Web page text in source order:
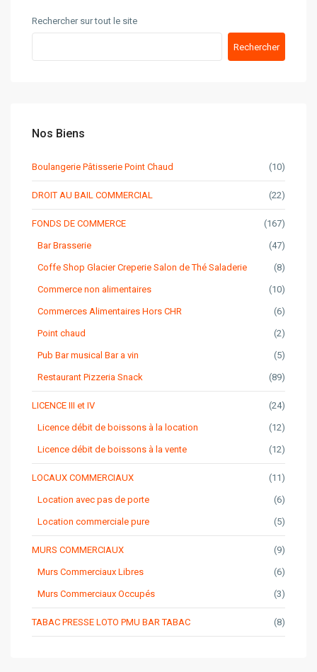
Rechercher sur tout le site
Rechercher
Nos Biens
Boulangerie Pâtisserie Point Chaud (10)
DROIT AU BAIL COMMERCIAL (22)
FONDS DE COMMERCE (167)
Bar Brasserie (47)
Coffe Shop Glacier Creperie Salon de Thé Saladerie (8)
Commerce non alimentaires (10)
Commerces Alimentaires Hors CHR (6)
Point chaud (2)
Pub Bar musical Bar a vin (5)
Restaurant Pizzeria Snack (89)
LICENCE III et IV (24)
Licence débit de boissons à la location (12)
Licence débit de boissons à la vente (12)
LOCAUX COMMERCIAUX (11)
Location avec pas de porte (6)
Location commerciale pure (5)
MURS COMMERCIAUX (9)
Murs Commerciaux Libres (6)
Murs Commerciaux Occupés (3)
TABAC PRESSE LOTO PMU BAR TABAC (8)